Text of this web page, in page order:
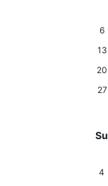
6
13
20
27
Su
4